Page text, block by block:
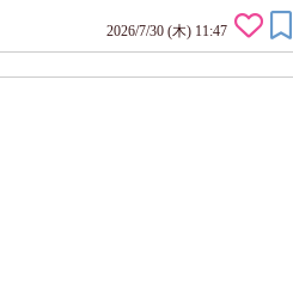
然なベースからトップの濡れたようなツヤ
さっと使うだけで光がさしたようにパッと
れます！すごい！ アイシャドウって「色
2026/7/30 (木) 11:47